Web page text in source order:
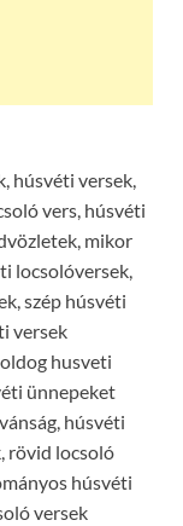
húsvéti versek,
vers, húsvéti
mikor
locsolóversek,
szép húsvéti
versek
husveti
ünnepeket
húsvéti
rövid locsoló
húsvéti
versek